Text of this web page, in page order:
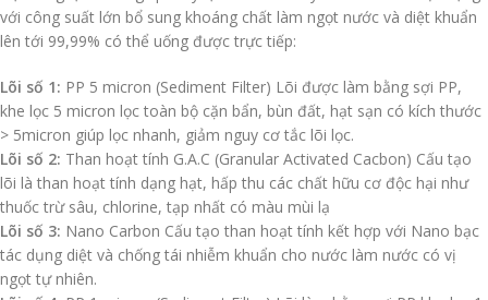
với công suất lớn bổ sung khoáng chất làm ngọt nước và diệt khuẩn
lên tới 99,99% có thể uống được trực tiếp:
Lõi số 1: PP 5 micron (Sediment Filter) Lõi được làm bằng sợi PP,
khe lọc 5 micron lọc toàn bộ cặn bẩn, bùn đất, hạt sạn có kích thước
> 5micron giúp lọc nhanh, giảm nguy cơ tắc lõi lọc.
Lõi số 2: Than hoạt tính G.A.C (Granular Activated Cacbon) Cấu tạo
lõi là than hoạt tính dạng hạt, hấp thu các chất hữu cơ độc hại như
thuốc trừ sâu, chlorine, tạp nhất có màu mùi lạ
Lõi số 3: Nano Carbon Cấu tạo than hoạt tính kết hợp với Nano bạc
tác dụng diệt và chống tái nhiễm khuẩn cho nước làm nước có vị
ngọt tự nhiên.